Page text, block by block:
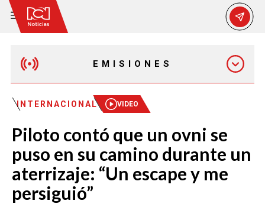
EMISIONES
MAÑANA EXPRESS
EMISIÓN 12:30 PM
EMISIÓN 7:00 PM
INTERNACIONAL VIDEO
Piloto contó que un ovni se
puso en su camino durante un
aterrizaje: “Un escape y me
persiguió”